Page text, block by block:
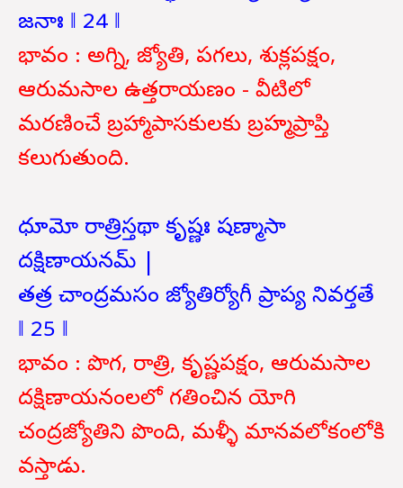
జనాః ‖ 24 ‖
భావం : అగ్ని, జ్యోతి, పగలు, శుక్లపక్షం,
ఆరుమసాల ఉత్తరాయణం - వీటిలో
మరణించే బ్రహ్మాపాసకులకు బ్రహ్మప్రాప్తి
కలుగుతుంది.
ధూమో రాత్రిస్తథా కృష్ణః షణ్మాసా
దక్షిణాయనమ్ |
తత్ర చాంద్రమసం జ్యోతిర్యోగీ ప్రాప్య నివర్తతే
‖ 25 ‖
భావం : పొగ, రాత్రి, కృష్ణపక్షం, ఆరుమసాల
దక్షిణాయనంలలో గతించిన యోగి
చంద్రజ్యోతిని పొంది, మళ్ళీ మానవలోకంలోకి
వస్తాడు.